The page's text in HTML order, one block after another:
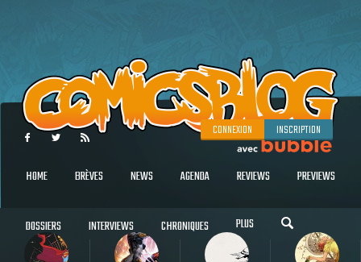
CONNEXION INSCRIPTION
HOME BRÈVES NEWS AGENDA REVIEWS PREVIEWS
DOSSIERS INTERVIEWS CHRONIQUES PLUS